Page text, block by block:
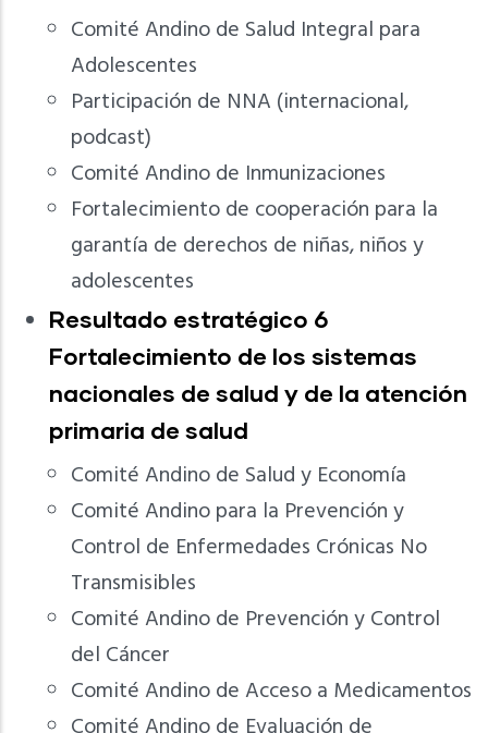
Comité Andino de Salud Integral para
Adolescentes
Participación de NNA (internacional,
podcast)
Comité Andino de Inmunizaciones
Fortalecimiento de cooperación para la
garantía de derechos de niñas, niños y
adolescentes
Resultado estratégico 6
Fortalecimiento de los sistemas
nacionales de salud y de la atención
primaria de salud
Comité Andino de Salud y Economía
Comité Andino para la Prevención y
Control de Enfermedades Crónicas No
Transmisibles
Comité Andino de Prevención y Control
del Cáncer
Comité Andino de Acceso a Medicamentos